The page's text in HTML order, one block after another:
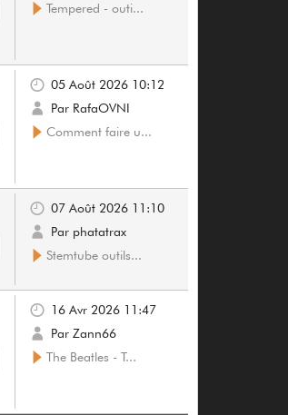
Tempered - outi...
05 Août 2026 10:12
Par RafaOVNI
Comment faire u...
07 Août 2026 11:10
Par phatatrax
Stemtube outils...
16 Avr 2026 11:47
Par Zann66
The Beatles - T...